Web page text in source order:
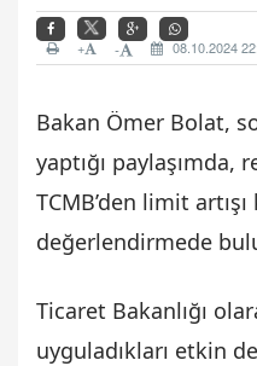
08.10.2024
-
+
Bakan Ömer Bolat,
yaptığı
TCMB’den limit
değerlendirmede
Ticaret Bakanlığı
uyguladıkları etkin